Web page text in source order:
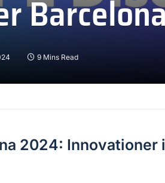
9 Mins Read
2024: Innovationer